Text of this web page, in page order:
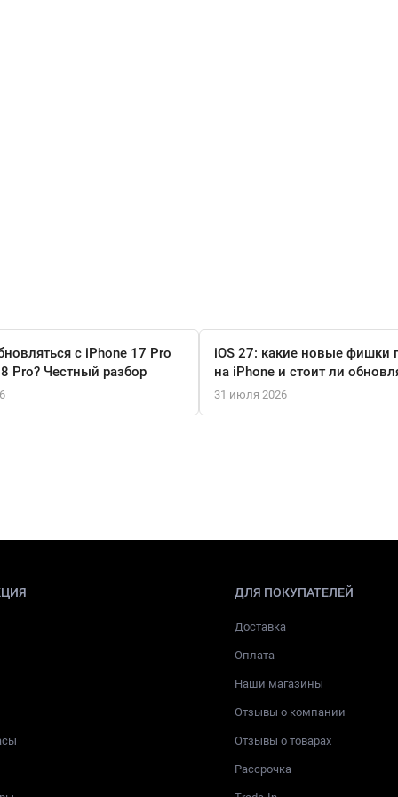
с iPhone 17 Pro
Pro? Честный разбор
iOS 27: какие новые фишки
на iPhone и стоит ли
31 июля 2026
ДЛЯ ПОКУПАТЕЛЕЙ
Доставка
Оплата
Наши магазины
Отзывы о компании
Отзывы о товарах
Рассрочка